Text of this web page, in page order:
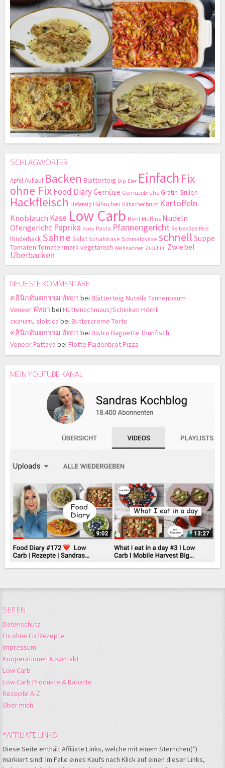
SCHLAGWÖRTER
ApfelAuflauf Backen Blätterteig Dip Eier Einfach Fix
ohne FixFood DiaryGemüse Gemüsebrühe Gratin Grillen
Hackfleisch Hefeteig Hähnchen Hähnchenbrust Kartoffeln
Knoblauch Käse Low Carb Mehl Muffins Nudeln
Ofengericht Paprika Party Pasta Pfannengericht Reibekäse Reis
Rinderhack Sahne Salat Schafskäse Schmelzkäse schnell Suppe
Tomaten Tomatenmarkvegetarisch Weihnachten Zucchini Zwiebel
Überbacken
NEUESTE KOMMENTARE
คลินิกทันตกรรม พัทยา bei Blätterteig Nutella Tannenbaum
Veneer พัทยา bei Hüttenschmaus/Schinken Hörnli
скачать slottica bei Buttercreme Torte
คลินิกทันตกรรม พัทยา bei Bistro Baguette Thunfisch
Veneer Pattaya bei Flotte Fladenbrot Pizza
MEIN YOUTUBE KANAL
SEITEN
Datenschutz
Fix ohne Fix Rezepte
Impressum
Kooperationen & Kontakt
Low Carb
Low Carb Produkte & Rabatte
Rezepte A-Z
Über mich
*AFFILIATE LINKS
Diese Seite enthält Affiliate Links, welche mit einem Sternchen(*)
markiert sind. Im Falle eines Kaufs nach Klick auf einen dieser Links,